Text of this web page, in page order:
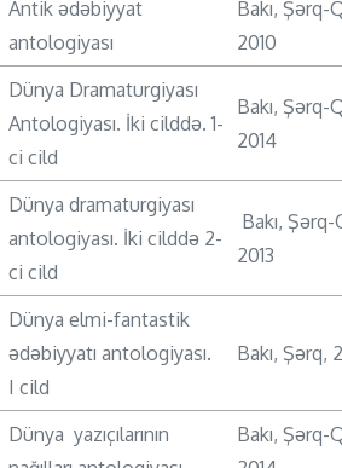
Antik ədəbiyyat
antologiyası
Bakı, Şərq-
2010
Dünya Dramaturgiyası
Antologiyası. İki cilddə. 1-
ci cild
Bakı, Şərq-
2014
Dünya dramaturgiyası
antologiyası. İki cilddə 2-
ci cild
Bakı,
2013
Dünya elmi-fantastik
ədəbiyyatı antologiyası.
I cild
Bakı, Şərq,
Dünya yazıçılarının
Bakı, Şərq-